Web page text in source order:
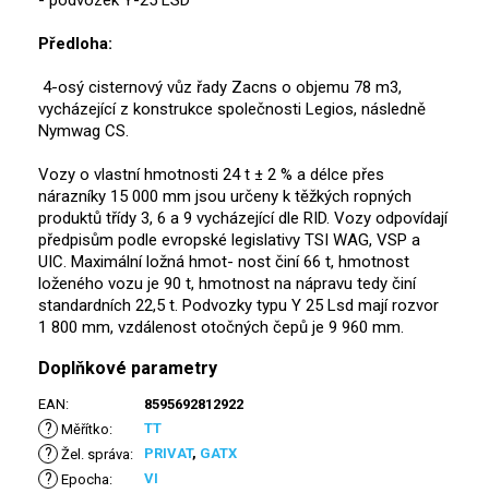
Předloha:
4-osý cisternový vůz řady Zacns o objemu 78 m3,
vycházející z konstrukce společnosti Legios, následně
Nymwag CS.
Vozy o vlastní hmotnosti 24 t ± 2 % a délce přes
nárazníky 15 000 mm jsou určeny k těžkých ropných
produktů třídy 3, 6 a 9 vycházející dle RID. Vozy odpovídají
předpisům podle evropské legislativy TSI WAG, VSP a
UIC. Maximální ložná hmot- nost činí 66 t, hmotnost
loženého vozu je 90 t, hmotnost na nápravu tedy činí
standardních 22,5 t. Podvozky typu Y 25 Lsd mají rozvor
1 800 mm, vzdálenost otočných čepů je 9 960 mm.
Doplňkové parametry
EAN: 8595692812922
? Měřítko: TT
? Žel. správa: PRIVAT, GATX
? Epocha:
VI